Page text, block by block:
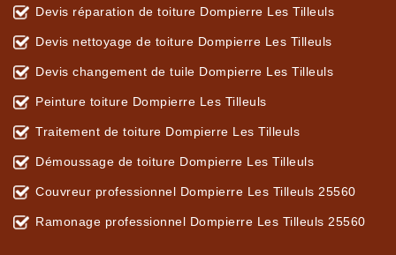
Devis réparation de toiture Dompierre Les Tilleuls
Devis nettoyage de toiture Dompierre Les Tilleuls
Devis changement de tuile Dompierre Les Tilleuls
Peinture toiture Dompierre Les Tilleuls
Traitement de toiture Dompierre Les Tilleuls
Démoussage de toiture Dompierre Les Tilleuls
Couvreur professionnel Dompierre Les Tilleuls 25560
Ramonage professionnel Dompierre Les Tilleuls 25560